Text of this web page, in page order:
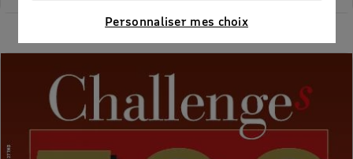
Connaître notre politique cookies et la liste de nos
Personnaliser mes choix